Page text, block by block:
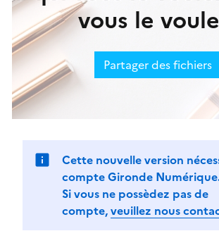
vous le
Partager des fichiers
Cette nouvelle version
compte Gironde
Si vous ne possèdez pas de
compte,veuillez nous